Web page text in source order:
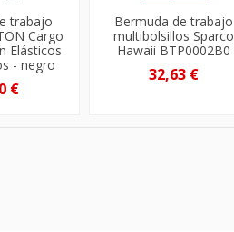
trabajo
Cargo
Elásticos
- negro
€
Bermuda de trabajo
multibolsillos Sparco
Hawaii BTP0002B0
32,63 €